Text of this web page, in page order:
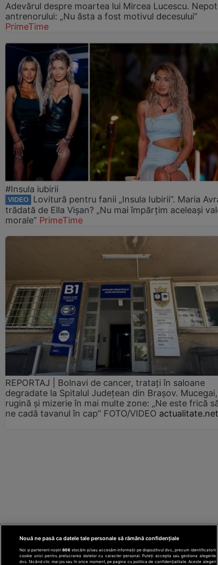
Adevărul despre moartea lui Mircea Lucescu.
antrenorului: „Nu ăsta a fost motivul decesului”
PrimeTime
#Insula iubirii
VIDEO
Lovitură pentru fanii „Insula Iubirii”. Maria
trădată de Ella Vișan? „Nu mai împărțim aceleași
morale” PrimeTime
REPORTAJ | Bolnavi de cancer, tratați în saloane
degradate la Spitalul Județean din Brașov. Mucegai,
rugină și mizerie în mai multe zone: „Ne este frică
ne cadă tavanul în cap” FOTO/VIDEO actualitate.net
Nouă ne pasă ca datele tale personale să rămână confidențiale
Noi și partenerii noștri606 stocăm și/sau accesăm informații pe dispozitivul dvs., precum identificatorii
cookie unici pentru prelucrarea datelor cu caracter personal. Puteți accepta sau gestiona alegerile
dvs. făcând clic mai jos sau în orice moment, pe pagina cu politica de confidențialitate. Aceste alegeri